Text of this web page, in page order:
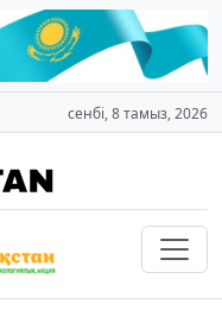
сенбі, 8 тамыз, 2026